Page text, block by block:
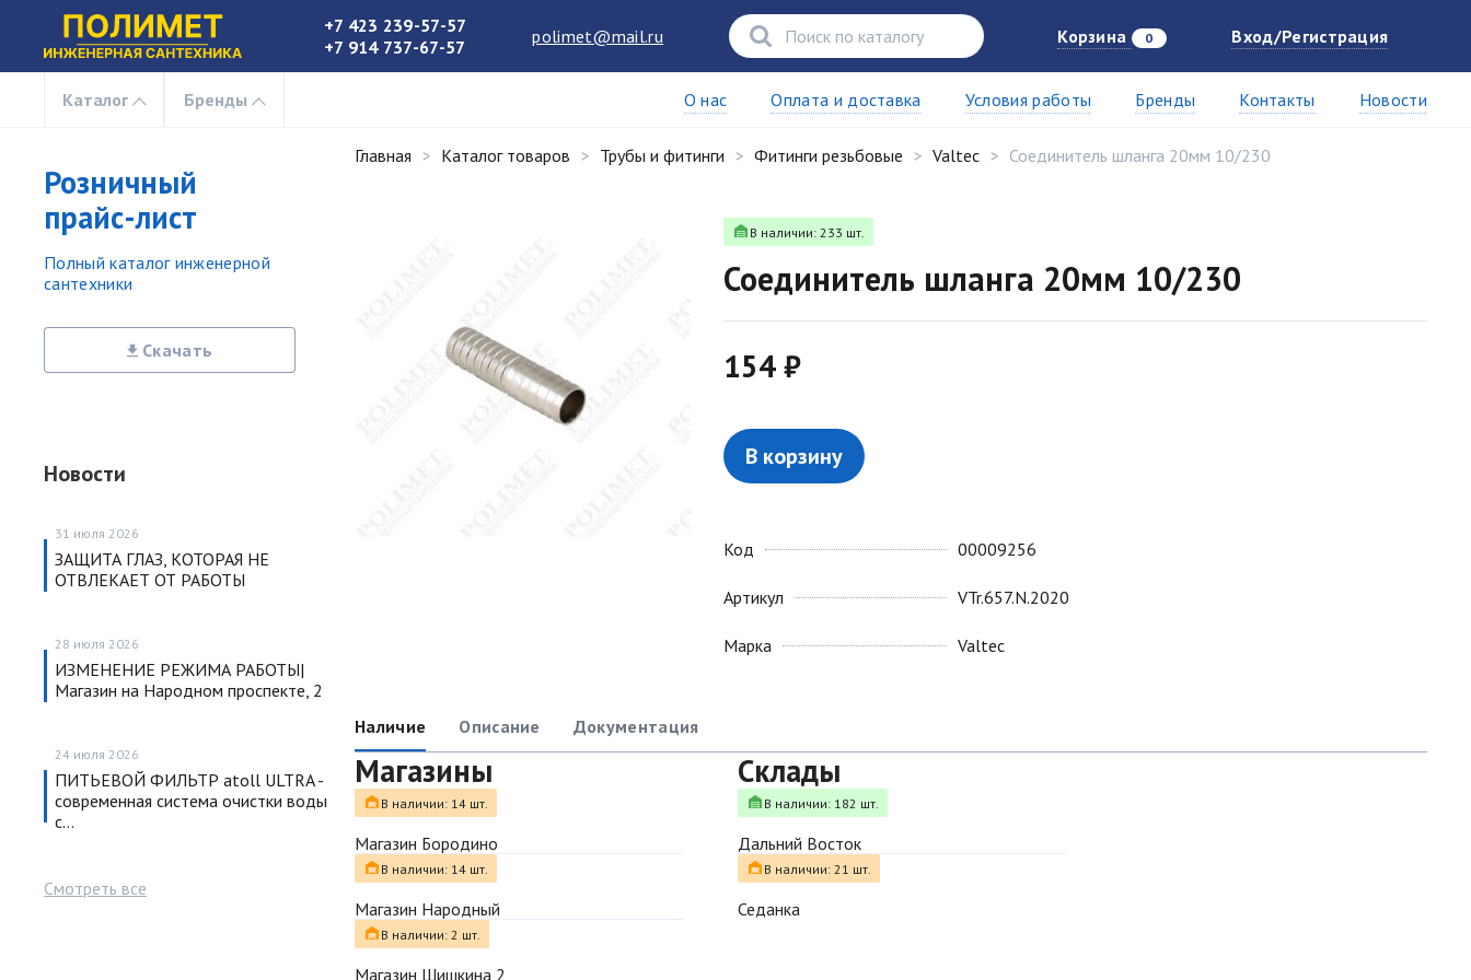
+7 423 239-57-57
+7 914 737-67-57
polimet@mail.ru Корзина 0 Вход/Регистрация
Каталог Бренды О нас Оплата и доставка Условия работы Бренды Контакты Новости
Розничный
прайс-лист
Полный каталог инженерной
сантехники
Скачать
Новости
31 июля 2026
ЗАЩИТА ГЛАЗ, КОТОРАЯ НЕ
ОТВЛЕКАЕТ ОТ РАБОТЫ
28 июля 2026
ИЗМЕНЕНИЕ РЕЖИМА РАБОТЫ|
Магазин на Народном проспекте, 2
24 июля 2026
ПИТЬЕВОЙ ФИЛЬТР atoll ULTRA -
современная система очистки воды
с…
Смотреть все
Главная Каталог товаров Трубы и фитинги Фитинги резьбовые Valtec Соединитель шланга 20мм 10/230
В наличии: 233 шт.
Соединитель шланга 20мм 10/230
154 ₽
В корзину
Код
Артикул
Марка
00009256
VTr.657.N.2020
Valtec
Наличие Описание Документация
Магазины
В наличии: 14 шт.
Магазин Бородино
В наличии: 14 шт.
Магазин Народный
В наличии: 2 шт.
Магазин Шишкина 2
Склады
В наличии: 182 шт.
Дальний Восток
В наличии: 21 шт.
Седанка